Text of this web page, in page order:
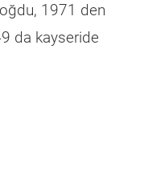
1971 den
da kayseride